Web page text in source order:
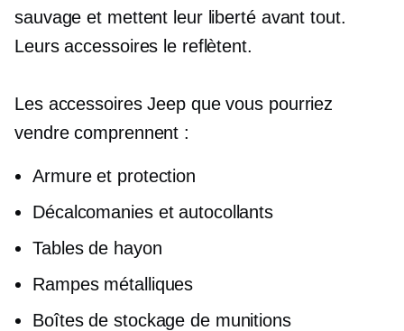
sauvage et mettent leur liberté avant tout.
Leurs accessoires le reflètent.
Les accessoires Jeep que vous pourriez
vendre comprennent :
Armure et protection
Décalcomanies et autocollants
Tables de hayon
Rampes métalliques
Boîtes de stockage de munitions